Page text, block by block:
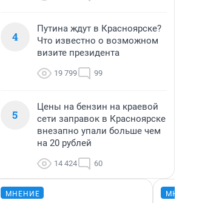
4
Путина ждут в Красноярске?
Что известно о возможном
визите президента
19 799 99
5
Цены на бензин на краевой
сети заправок в Красноярске
внезапно упали больше чем
на 20 рублей
14 424 60
МНЕНИЕ